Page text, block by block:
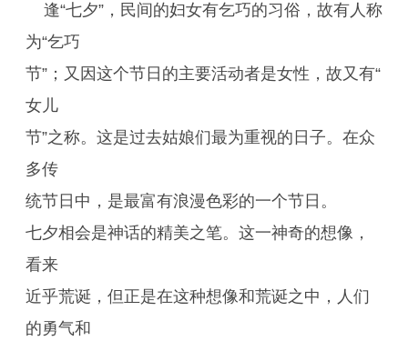
逢“七夕”，民间的妇女有乞巧的习俗，故有人称
为“乞巧
节”；又因这个节日的主要活动者是女性，故又有“
女儿
节”之称。这是过去姑娘们最为重视的日子。在众
多传
统节日中，是最富有浪漫色彩的一个节日。
七夕相会是神话的精美之笔。这一神奇的想像，
看来
近乎荒诞，但正是在这种想像和荒诞之中，人们
的勇气和